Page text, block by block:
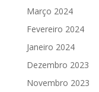
Março 2024
Fevereiro 2024
Janeiro 2024
Dezembro 2023
Novembro 2023